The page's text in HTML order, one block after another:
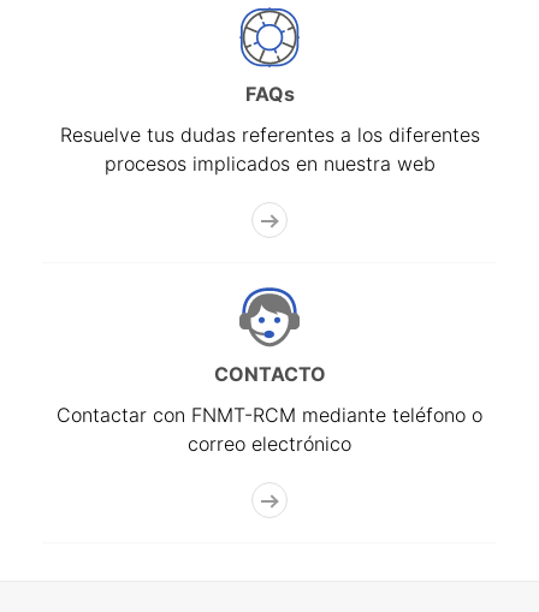
FAQs
Resuelve tus dudas referentes a los diferentes
procesos implicados en nuestra web
CONTACTO
Contactar con FNMT-RCM mediante teléfono o
correo electrónico